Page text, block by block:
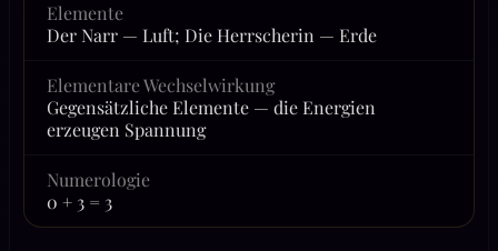
Elemente
Der Narr — Luft; Die Herrscherin — Erde
Elementare Wechselwirkung
Gegensätzliche Elemente — die Energien
erzeugen Spannung
Numerologie
0 + 3 = 3